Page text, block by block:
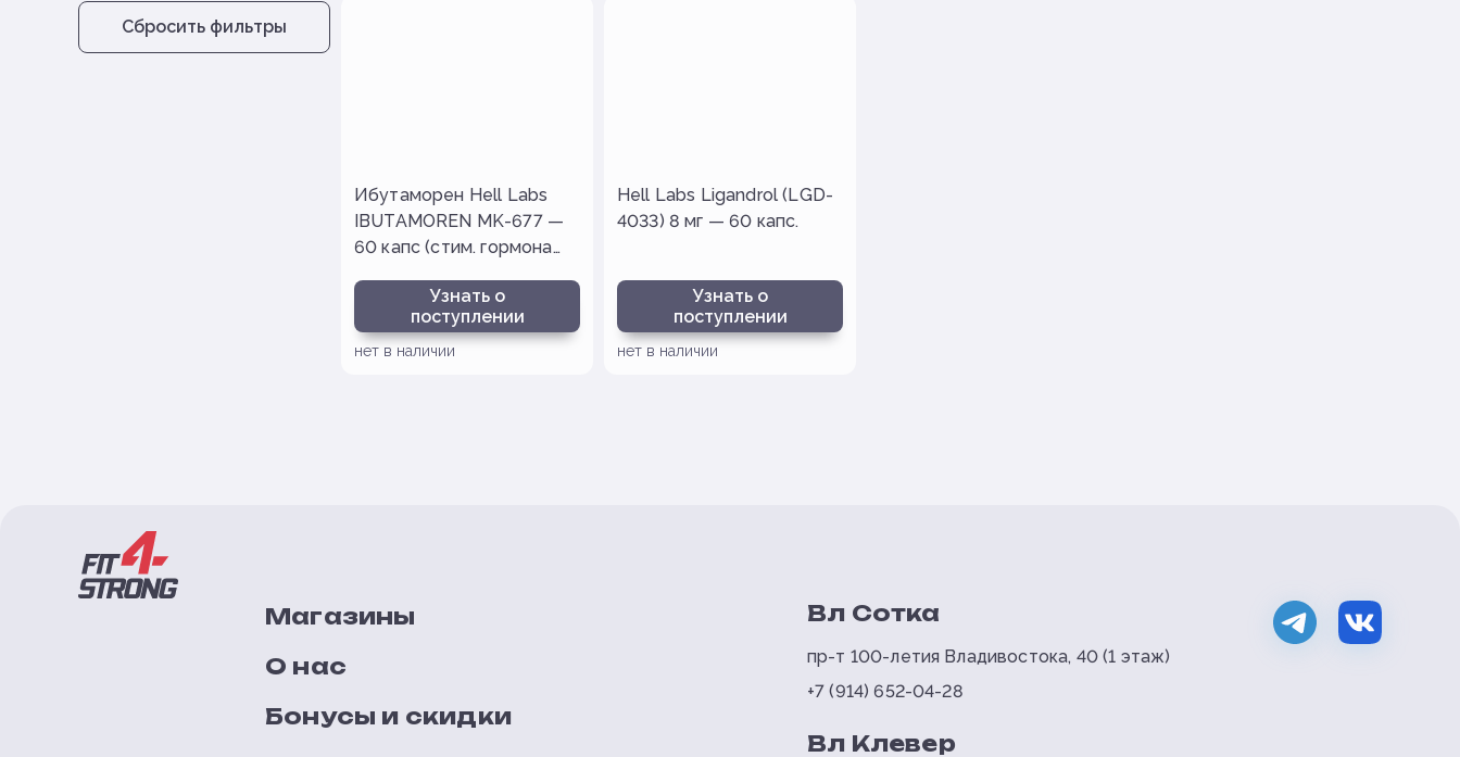
Сбросить фильтры
Ибутаморен Hell Labs
IBUTAMOREN MK-677 —
60 капс (стим. гормона
Узнать о
поступлении
нет в наличии
Hell Labs Ligandrol (LGD-
4033) 8 мг — 60 капс.
Узнать о
поступлении
нет в наличии
Магазины
О нас
Бонусы и скидки
Вл Сотка
пр-т 100-летия Владивостока, 40 (1 этаж)
+7 (914) 652-04-28
Вл Клевер